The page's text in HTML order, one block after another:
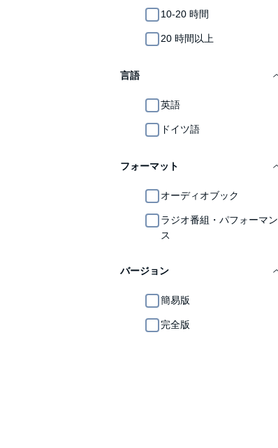
10-20 時間
20 時間以上
言語
英語
ドイツ語
フォーマット
オーディオブック
ラジオ番組・パフォーマン
ス
バージョン
簡易版
完全版